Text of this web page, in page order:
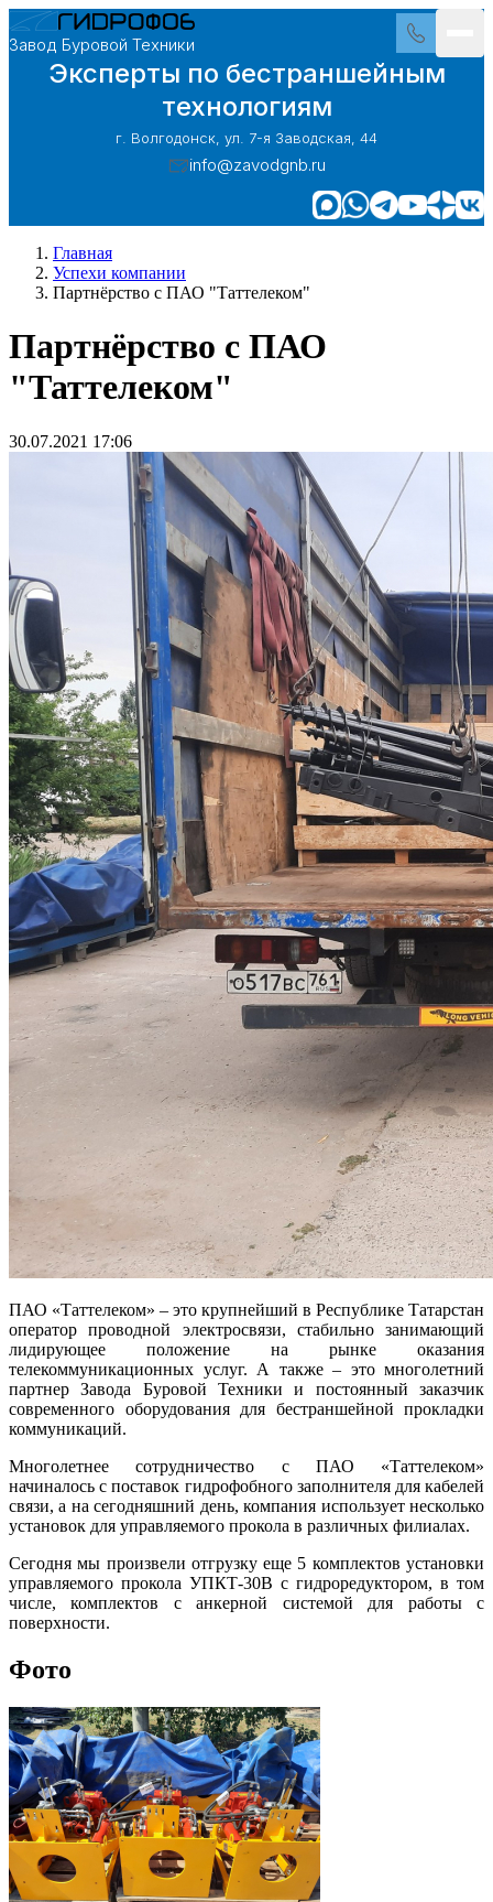
Завод Буровой Техники
Эксперты по бестраншейным
технологиям
г. Волгодонск, ул. 7-я Заводская, 44
info@zavodgnb.ru
Главная
Успехи компании
Партнёрство с ПАО "Таттелеком"
Партнёрство с ПАО
"Таттелеком"
30.07.2021 17:06
ПАО «Таттелеком» – это крупнейший в Республике Татарстан
оператор проводной электросвязи, стабильно занимающий
лидирующее положение на рынке оказания
телекоммуникационных услуг. А также – это многолетний
партнер Завода Буровой Техники и постоянный заказчик
современного оборудования для бестраншейной прокладки
коммуникаций.
Многолетнее сотрудничество с ПАО «Таттелеком»
начиналось с поставок гидрофобного заполнителя для кабелей
связи, а на сегодняшний день, компания использует несколько
установок для управляемого прокола в различных филиалах.
Сегодня мы произвели отгрузку еще 5 комплектов установки
управляемого прокола УПКТ-30В с гидроредуктором, в том
числе, комплектов с анкерной системой для работы с
поверхности.
Фото